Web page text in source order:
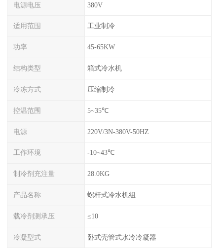
电源电压 380V
适用范围 工业制冷
功率 45-65KW
结构类型 箱式冷水机
冷冻方式 压缩制冷
控温范围 5~35℃
电源 220V/3N-380V-50HZ
工作环境 -10~43℃
制冷剂充注量 28.0KG
产品名称 螺杆式冷水机组
载冷剂测承压 ≤10
冷凝型式 卧式壳管式水冷冷凝器